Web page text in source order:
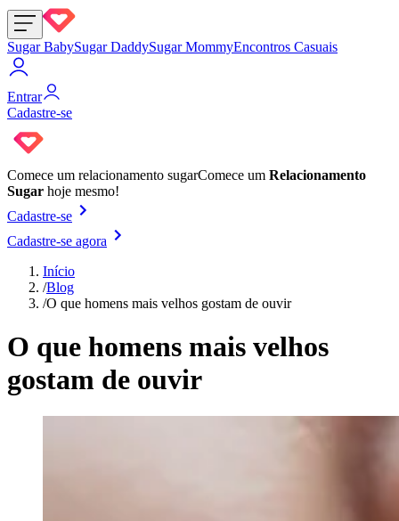
Sugar BabySugar DaddySugar MommyEncontros Casuais
Entrar
Cadastre-se
Comece um relacionamento sugarComece um Relacionamento
Sugar hoje mesmo!
Cadastre-se
Cadastre-se agora
Início
/Blog
/O que homens mais velhos gostam de ouvir
O que homens mais velhos
gostam de ouvir